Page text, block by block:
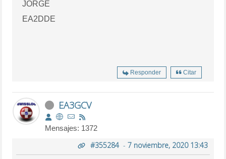
JORGE
EA2DDE
Responder Citar
EA3GCV
Mensajes: 1372
#355284- 7 noviembre, 2020 13:43